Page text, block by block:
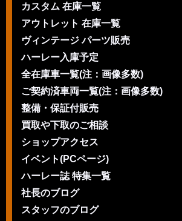
カスタム 在庫一覧
アウトレット 在庫一覧
ヴィンテージ パーツ販売
ハーレー入庫予定
全在庫車一覧(注：画像多数)
ご契約済車両一覧(注：画像多数)
整備・保証付販売
買取や下取のご相談
ショップアクセス
イベント(PCページ)
ハーレー誌 特集一覧
社長のブログ
スタッフのブログ